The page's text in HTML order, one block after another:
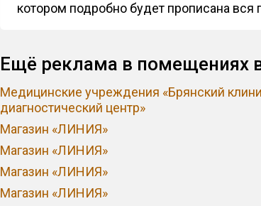
котором подробно будет прописана вся
Ещё реклама в помещениях
Медицинские учреждения «Брянский
диагностический центр»
Магазин «ЛИНИЯ»
Магазин «ЛИНИЯ»
Магазин «ЛИНИЯ»
Магазин «ЛИНИЯ»